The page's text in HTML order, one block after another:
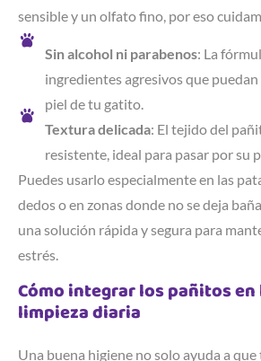
sensible y un olfato fino, por eso
Sin alcohol ni parabenos: La
ingredientes agresivos que puedan
piel de tu gatito.
Textura delicada: El tejido del
resistente, ideal para pasar por su
Puedes usarlo especialmente en las
dedos o en zonas donde no se deja
una solución rápida y segura para
estrés.
Cómo integrar los pañitos
limpieza diaria
Una buena higiene no solo ayuda a